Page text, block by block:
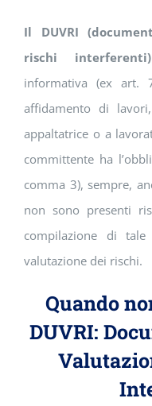
Il DUVRI
rischi interferenti)
informativa (ex art.
affidamento di
appaltatrice o a
committente ha
comma 3), sempre,
non sono presenti
compilazione di tale
valutazione dei rischi.
Quando
DUVRI: